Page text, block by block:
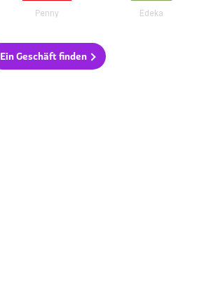
Penny Edeka
Ein Geschäft finden